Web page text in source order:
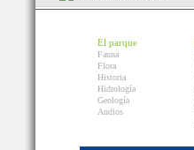
El parque
Fauna
Flora
Historia
Hidrología
Geología
Audios